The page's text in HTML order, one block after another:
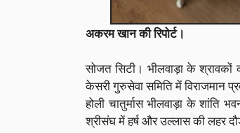
अकरम खान की रिपोर्ट।
सोजत सिटी। भीलवाड़ा के
केसरी गुरुसेवा समिति में विराजमान
होली चातुर्मास भीलवाड़ा के शांति
श्रीसंघ में हर्ष और उल्लास की लहर